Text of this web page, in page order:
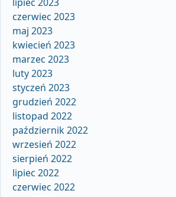
czerwiec 2023
maj 2023
kwiecień 2023
marzec 2023
luty 2023
styczeń 2023
grudzień 2022
listopad 2022
październik 2022
wrzesień 2022
sierpień 2022
lipiec 2022
czerwiec 2022